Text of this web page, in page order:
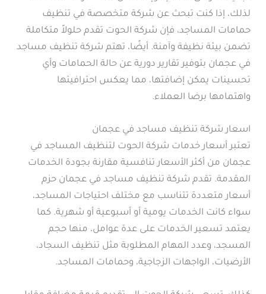
لذلك، إذا كنت تبحث عن شركة متخصصة في تنظيف
حمامات المساجد، فإن شركة الحوت تقدم حلولاً متكاملة
تضمن بيئة نظيفة وآمنة. أيضًا، تهتم شركة تنظيف مساجد
في عجمان بتوفير تقارير دورية عن حالة الحمامات وأي
تحسينات يمكن إضافتها، مما يعكس احترافيتها
واهتمامها برضا العملاء.
اسعار شركة تنظيف مساجد في عجمان
تعتبر أسعار خدمات شركة الحوت لتنظيف المساجد في
عجمان من أكثر الأسعار تنافسية مقارنة بجودة الخدمات
المقدمة. تقدم شركة تنظيف مساجد في عجمان حزم
أسعار متعددة تتناسب مع مختلف احتياجات المساجد،
سواء كانت الخدمات يومية أو أسبوعية أو شهرية. كما
يعتمد تسعير الخدمات على عدة عوامل، منها حجم
المسجد، وعدد المهام المطلوبة مثل تنظيف السجاد،
الأرضيات، الواجهات الزجاجية، وحمامات المساجد.